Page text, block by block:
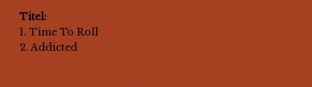
Titel:
1. Time To Roll
2. Addicted